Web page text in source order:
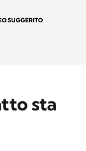
SUGGERITO
sta